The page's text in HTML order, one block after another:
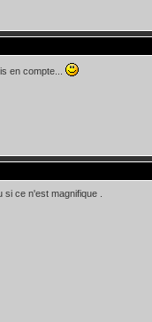
en compte...
ce n'est magnifique .